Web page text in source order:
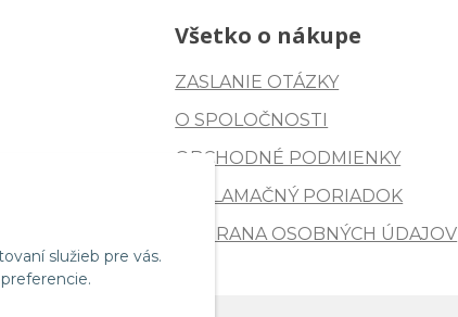
služieb pre vás.
Všetko o nákupe
ZASLANIE OTÁZKY
O SPOLOČNOSTI
OBCHODNÉ PODMIENKY
REKLAMAČNÝ PORIADOK
OCHRANA OSOBNÝCH ÚDAJOV